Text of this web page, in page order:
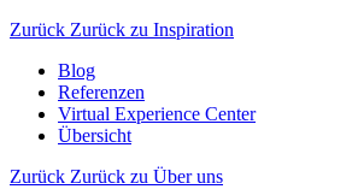
Zurück Zurück zu Inspiration
Blog
Referenzen
Virtual Experience Center
Übersicht
Zurück Zurück zu Über uns